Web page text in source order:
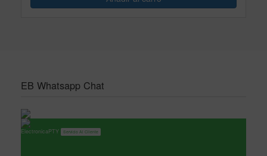
EB Whatsapp Chat
ElectronicaPTY Servicio Al Cliente